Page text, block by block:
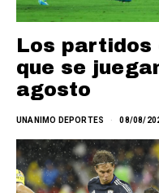
Los partidos
que se
agosto
UNANIMO DEPORTES 08/08/